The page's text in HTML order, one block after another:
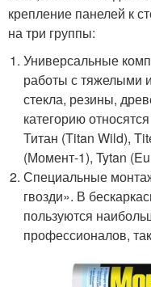
крепление панелей к
на три группы:
Универсальные
работы с тяжелыми
стекла, резины,
категорию
Титан (Titan Wild),
(Момент-1), Tytan
Специальные
гвозди». В
пользуются
профессионалов,